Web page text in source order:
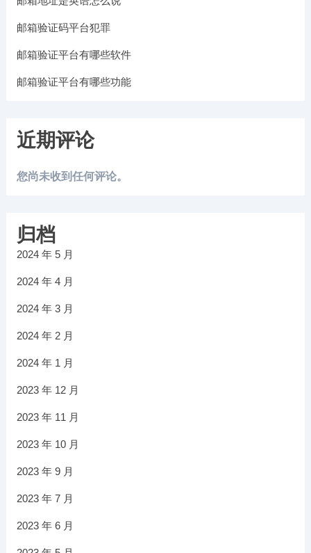
邮箱验证码平台犯罪
邮箱验证平台有哪些软件
邮箱验证平台有哪些功能
近期评论
您尚未收到任何评论。
归档
2024 年 5 月
2024 年 4 月
2024 年 3 月
2024 年 2 月
2024 年 1 月
2023 年 12 月
2023 年 11 月
2023 年 10 月
2023 年 9 月
2023 年 7 月
2023 年 6 月